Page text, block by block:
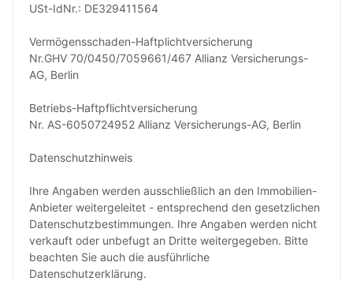
USt-IdNr.: DE329411564
Vermögensschaden-Haftplichtversicherung
Nr.GHV 70/0450/7059661/467 Allianz Versicherungs-
AG, Berlin
Betriebs-Haftpflichtversicherung
Nr. AS-6050724952 Allianz Versicherungs-AG, Berlin
Datenschutzhinweis
Ihre Angaben werden ausschließlich an den Immobilien-
Anbieter weitergeleitet - entsprechend den gesetzlichen
Datenschutzbestimmungen. Ihre Angaben werden nicht
verkauft oder unbefugt an Dritte weitergegeben. Bitte
beachten Sie auch die ausführliche
Datenschutzerklärung.